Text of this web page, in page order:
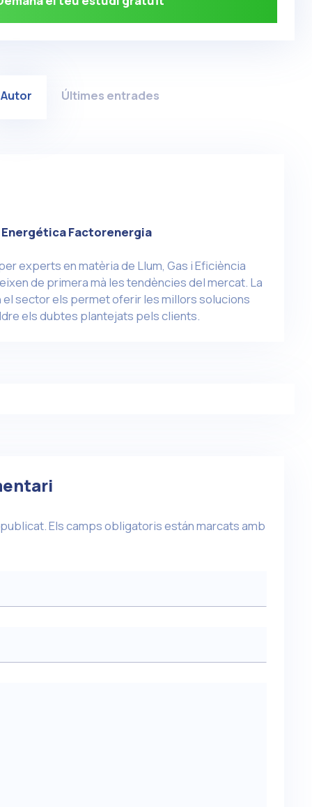
Autor Últimes entrades
Factorenergia
experts en matèria de Llum, Gas i Eficiència
de primera mà les tendències del mercat. La
sector els permet oferir les millors solucions
els dubtes plantejats pels clients.
Els camps obligatoris están marcats amb